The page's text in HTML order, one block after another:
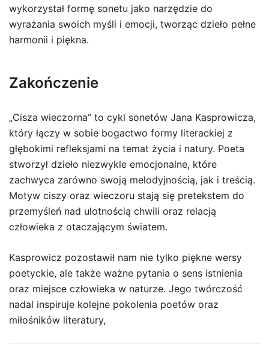
wykorzystał formę sonetu jako narzędzie do
wyrażania swoich myśli i emocji, tworząc dzieło pełne
harmonii i piękna.
Zakończenie
„Cisza wieczorna” to cykl sonetów Jana Kasprowicza,
który łączy w sobie bogactwo formy literackiej z
głębokimi refleksjami na temat życia i natury. Poeta
stworzył dzieło niezwykle emocjonalne, które
zachwyca zarówno swoją melodyjnością, jak i treścią.
Motyw ciszy oraz wieczoru stają się pretekstem do
przemyśleń nad ulotnością chwili oraz relacją
człowieka z otaczającym światem.
Kasprowicz pozostawił nam nie tylko piękne wersy
poetyckie, ale także ważne pytania o sens istnienia
oraz miejsce człowieka w naturze. Jego twórczość
nadal inspiruje kolejne pokolenia poetów oraz
miłośników literatury,